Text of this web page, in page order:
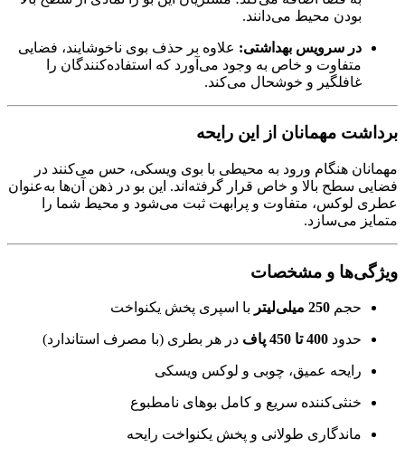
بودن محیط می‌دانند.
در سرویس بهداشتی: علاوه بر حذف بوی ناخوشایند، فضایی
متفاوت و خاص به وجود می‌آورد که استفاده‌کنندگان را
غافلگیر و خوشحال می‌کند.
برداشت مهمانان از این رایحه
مهمانان هنگام ورود به محیطی با بوی ویسکی، حس می‌کنند در
فضایی سطح بالا و خاص قرار گرفته‌اند. این بو در ذهن آن‌ها به‌عنوان
عطری لوکس، متفاوت و پرابهت ثبت می‌شود و محیط شما را
متمایز می‌سازد.
ویژگی‌ها و مشخصات
حجم 250 میلی‌لیتر با اسپری پخش یکنواخت
حدود 400 تا 450 پاف در هر بطری (با مصرف استاندارد)
رایحه عمیق، چوبی و لوکس ویسکی
خنثی‌کننده سریع و کامل بوهای نامطبوع
ماندگاری طولانی و پخش یکنواخت رایحه